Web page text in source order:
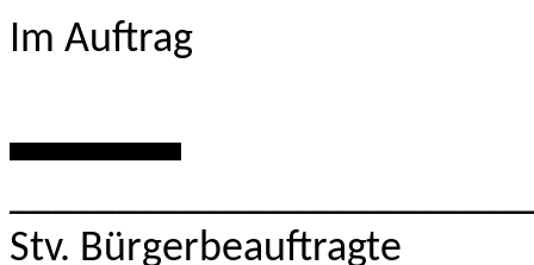
Im Auftrag
********
Stv. Bürgerbeauftragte